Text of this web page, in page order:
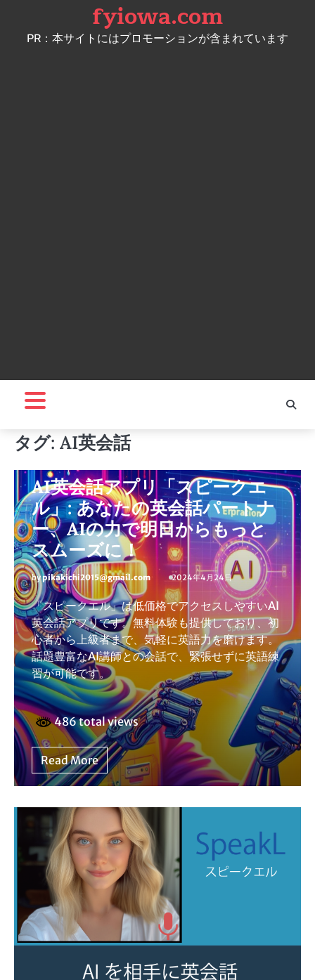
content
fyiowa.com
PR：本サイトにはプロモーションが含まれています
タグ: AI英会話
AI英会話アプリ「スピークエ
ル」: あなたの英会話パートナ
ー、AIの力で明日からもっと
スムーズに！
bypikakichi2015@gmail.com 2024年4月24日
「スピークエル」は低価格でアクセスしやすいAI
英会話アプリです。無料体験も提供しており、初
心者から上級者まで、気軽に英語力を磨けます。
話題豊富なAI講師との会話で、緊張せずに英語練
習が可能です。
486 total views
Read More